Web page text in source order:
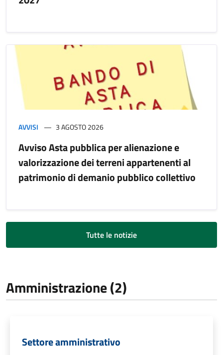
AVVISI 3 AGOSTO 2026
Avviso Asta pubblica per alienazione e
valorizzazione dei terreni appartenenti al
patrimonio di demanio pubblico collettivo
Tutte le notizie
Amministrazione (2)
Settore amministrativo